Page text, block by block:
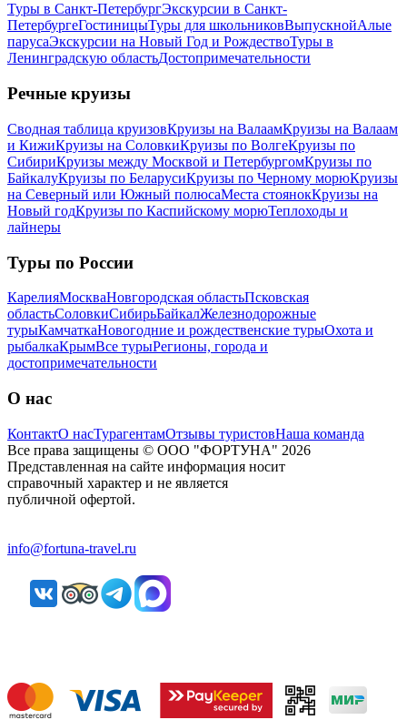
Туры в Санкт-ПетербургЭкскурсии в Санкт-
ПетербургеГостиницыТуры для школьниковВыпускнойАлые
парусаЭкскурсии на Новый Год и РождествоТуры в
Ленинградскую областьДостопримечательности
Речные круизы
Сводная таблица круизовКруизы на ВалаамКруизы на Валаам
и КижиКруизы на СоловкиКруизы по ВолгеКруизы по
СибириКруизы между Москвой и ПетербургомКруизы по
БайкалуКруизы по БеларусиКруизы по Черному морюКруизы
на Северный или Южный полюсаМеста стоянокКруизы на
Новый годКруизы по Каспийскому морюТеплоходы и
лайнеры
Туры по России
КарелияМоскваНовгородская областьПсковская
областьСоловкиСибирьБайкалЖелезнодорожные
турыКамчаткаНовогодние и рождественские турыОхота и
рыбалкаКрымВсе турыРегионы, города и
достопримечательности
О нас
КонтактО насТурагентамОтзывы туристовНаша команда
Все права защищены © ООО "ФОРТУНА" 2026
Представленная на сайте информация носит
справочный характер и не является
публичной офертой.
info@fortuna-travel.ru